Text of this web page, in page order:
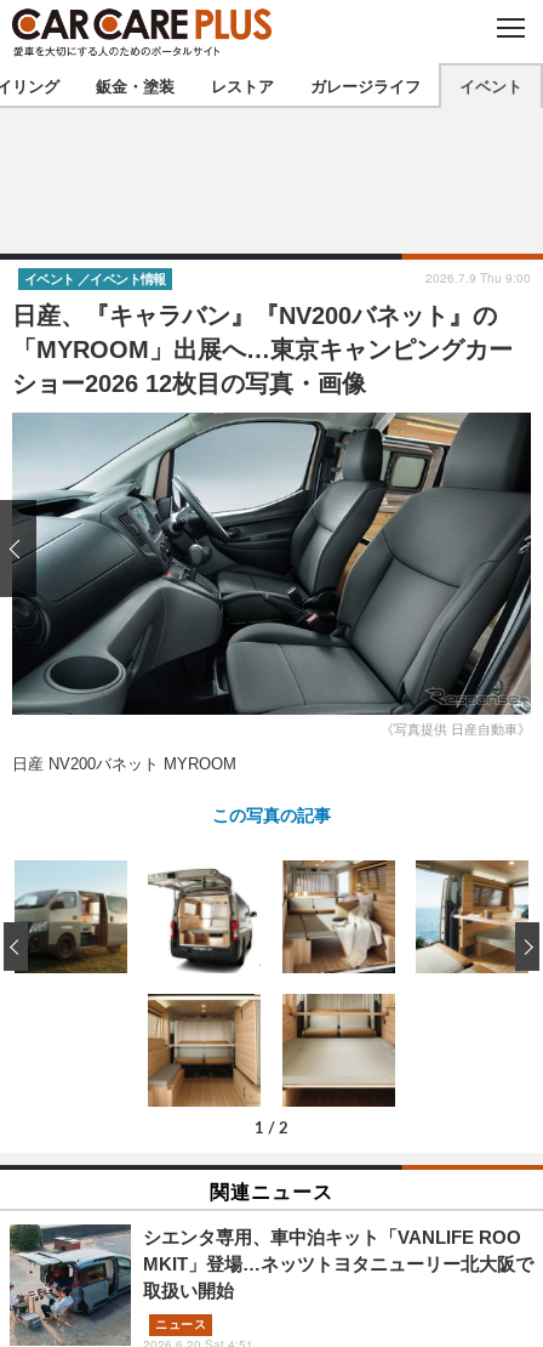
C
O
S
E
★カーケアプラス認定★ 厳選プロショップを地域から探す
甲信越 北陸
東海 関西
中国 四国
沖縄
注目の記事
ショップレポート 愛車 File
自動車豆知識 ストップ！不具合修理＆粗悪修理
鈑金・塗装
ディテイリング
ディテイリング
ヘッドライト磨き コーティング
フィルム・ラッピング
鈑金・塗装
小キズ直し 防錆
特集記事
ストップ 不具合修理＆粗悪修理
カーメーカー「旧車」関連プロジェ
クト
コラム
ショップ紹介
ショップレポート
レストア
カーメーカー「旧車」関連プロジ
イベント告知 イベントレポート
リング 鈑金・塗装 レストア ガレージライフ イベント
日産、『キャラバン』『NV200バネット』の
「MYROOM」出展へ…東京キャンピングカー
ショー2026 12枚目の写真・画像
イベント イベント情報 2026.7.9 Thu 9:00
《写真提供 日産自動車》
日産 NV200バネット MYROOM
この写真の記事
1 / 2
‹
関連ニュース
シエンタ専用、車中泊キット「VANLIFE ROO
MKIT」登場…ネッツトヨタニューリー北大阪で
取扱い開始
ニュース